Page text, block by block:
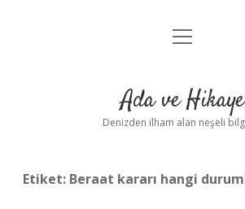
Anasayfa
Yasal Uyarı
menüyü
Ada ve Hikaye
Denizden ilham alan neşeli
Etiket: Beraat kararı hangi